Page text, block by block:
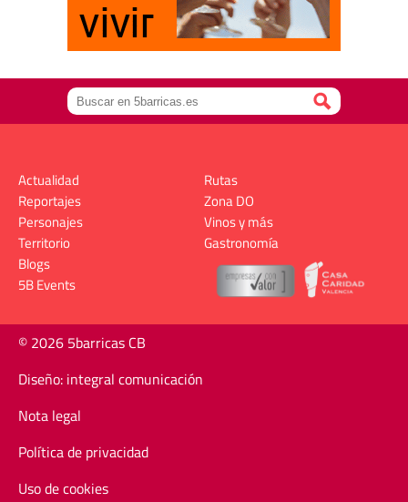
Actualidad
Reportajes
Personajes
Territorio
Rutas
Zona DO
Vinos y más
Gastronomía
Blogs
5B Events
© 2026 5barricas CB
Diseño: integral comunicación
Nota legal
Política de privacidad
Uso de cookies